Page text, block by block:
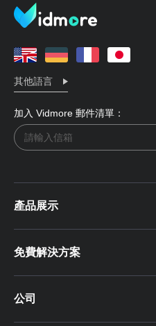
其他語言
加入 Vidmore 郵件清單：
產品展示
免費解決方案
公司